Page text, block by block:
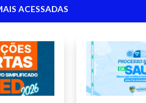
ACESSADAS